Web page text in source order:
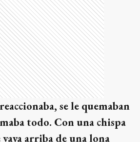
se le quemaban
todo. Con una chispa
vaya arriba de una lona